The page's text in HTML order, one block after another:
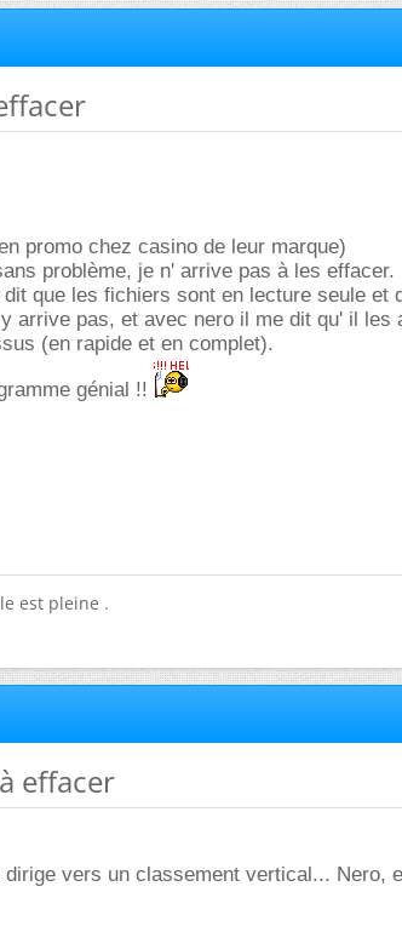
promo chez casino de leur marque)
problème, je n' arrive pas à les effacer.
que les fichiers sont en lecture seule et
arrive pas, et avec nero il me dit qu' il les
(en rapide et en complet).
génial !!
est pleine .
effacer
vers un classement vertical... Nero,